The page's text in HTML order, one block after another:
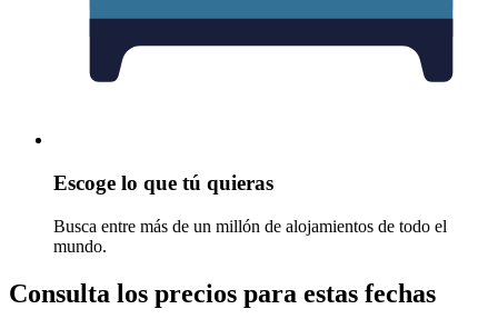
Escoge lo que tú quieras
Busca entre más de un millón de alojamientos de todo el
mundo.
Consulta los precios para estas fechas